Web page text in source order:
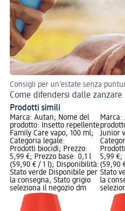
Consigli per un’estate senza
Come difendersi dalle zanzare
Prodotti simili
Marca: Autan; Nome del
prodotto: Insetto repellente
Family Care vapo, 100 ml;
Categoria legale:
Prodotti biocidi; Prezzo:
5,99 €; Prezzo base: 0,1 l
(59,90 € / 1 l); Disponibilità:
Stato verde Disponibile per
la consegna, Stato grigio
seleziona il negozio dm
Marca:
Junior
5,99 €;
(59,90
Stato
la